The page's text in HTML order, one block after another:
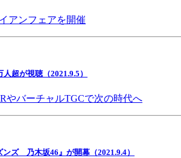
アンフェアを開催
超が視聴（2021.9.5）
やバーチャルTGCで次の時代へ
ズ 乃木坂46』が開幕（2021.9.4）